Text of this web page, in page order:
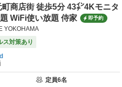
商店街 徒歩5分 43㌅4Kモニタ
WiFi使い放題 侍家
即予約
YOKOHAMA
ス対策あり
定員6名